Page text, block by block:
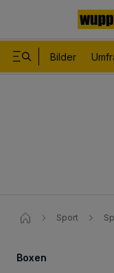
Bilder
Sport
Boxen